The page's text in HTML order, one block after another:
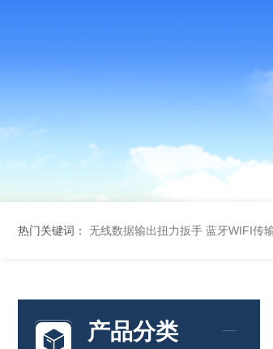
热门关键词： 无线数据输出扭力扳手 蓝牙WIFI传
产品分类